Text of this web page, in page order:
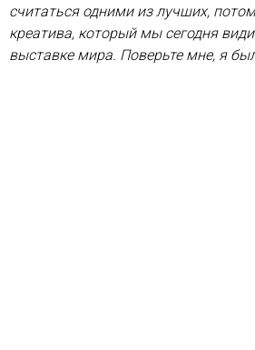
считаться одними из лучших,
креатива, который мы сегодня
выставке мира. Поверьте мне, я